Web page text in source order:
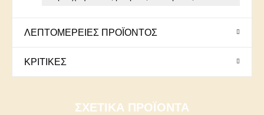
ΛΕΠΤΟΜΈΡΕΙΕΣ ΠΡΟΪΌΝΤΟΣ
ΚΡΙΤΙΚΈΣ
ΣΧΕΤΙΚΆ ΠΡΟΪΌΝΤΑ